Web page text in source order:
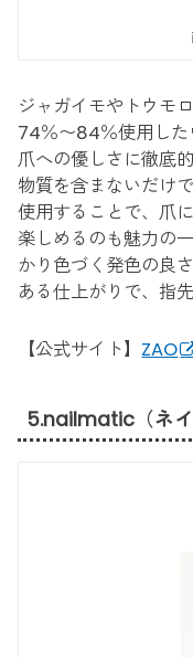
ジャガイモやトウモ
74％〜84％使用した
爪への優しさに徹底
物質を含まないだけ
使用することで、爪
楽しめるのも魅力の
かり色づく発色の良
ある仕上がりで、指
【公式サイト】 ZAO
5.nailmatic（ネイ